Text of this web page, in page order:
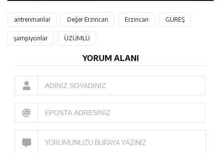
antrenmanlar Değer Erzincan Erzincan GÜREŞ
şampiyonlar ÜZÜMLÜ
YORUM ALANI